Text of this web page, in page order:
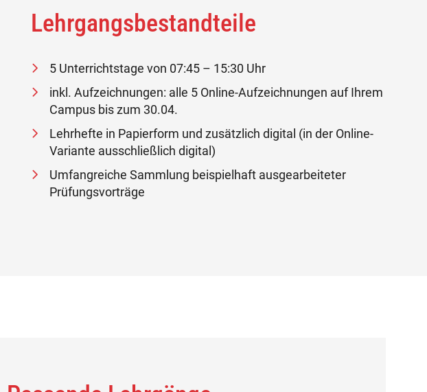
Lehrgangsbestandteile
5 Unterrichtstage von 07:45 – 15:30 Uhr
inkl. Aufzeichnungen: alle 5 Online-Aufzeichnungen auf Ihrem
Campus bis zum 30.04.
Lehrhefte in Papierform und zusätzlich digital (in der Online-
Variante ausschließlich digital)
Umfangreiche Sammlung beispielhaft ausgearbeiteter
Prüfungsvorträge